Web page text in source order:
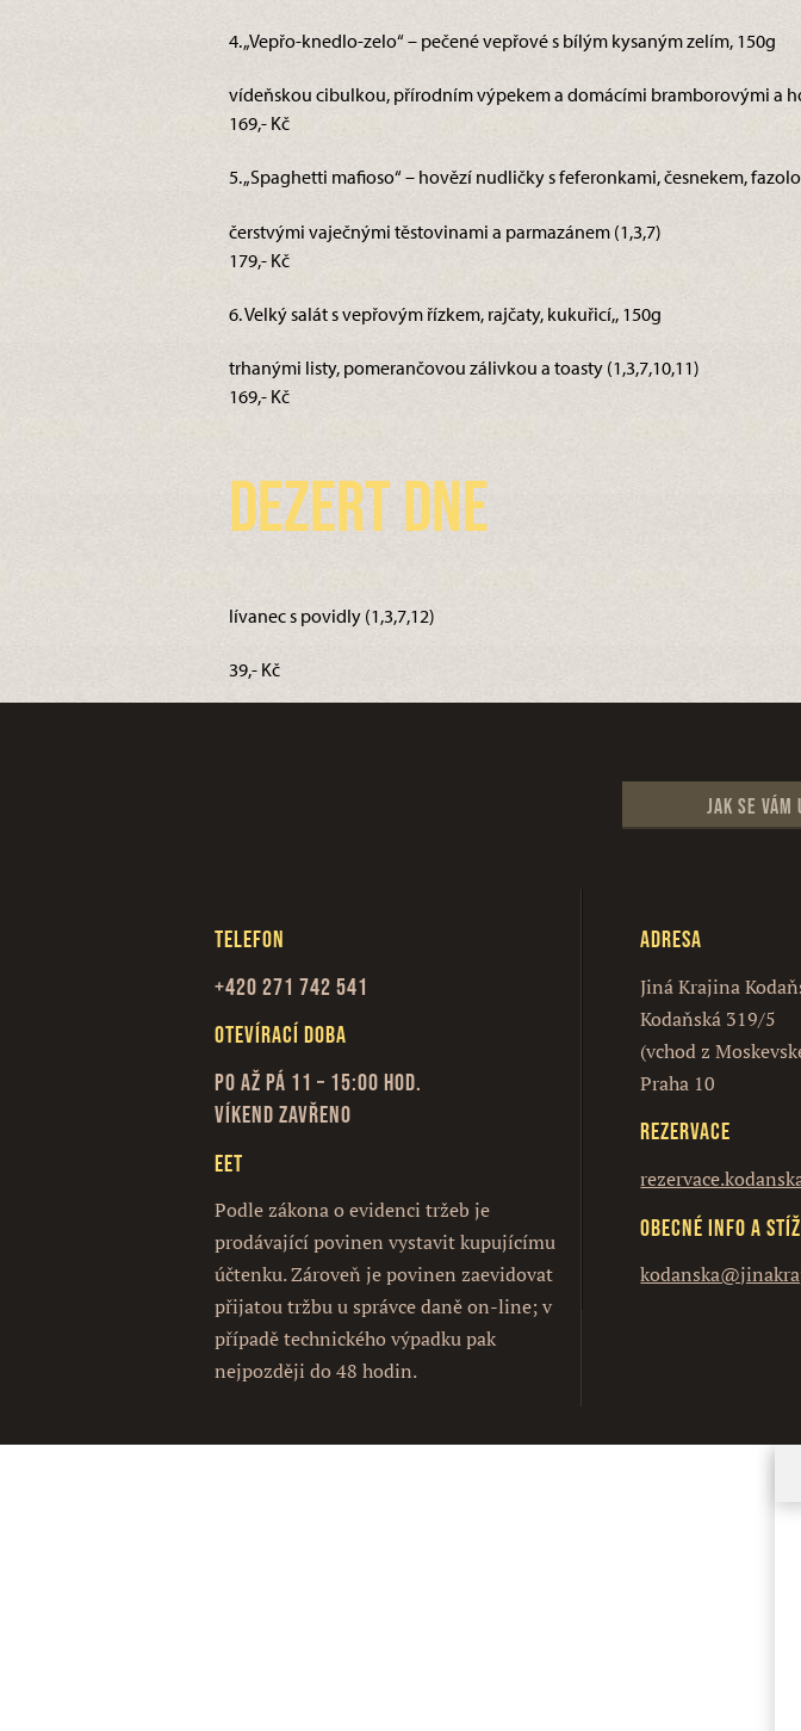
4. „Vepřo-knedlo-zelo“ – pečené vepřové s bílým kysaným zelím, 150g
vídeňskou cibulkou, přírodním výpekem a domácími bramborovými a
169,- Kč
5. „Spaghetti mafioso“ – hovězí nudličky s feferonkami, česnekem,
čerstvými vaječnými těstovinami a parmazánem (1,3,7)
179,- Kč
6. Velký salát s vepřovým řízkem, rajčaty, kukuřicí,, 150g
trhanými listy, pomerančovou zálivkou a toasty (1,3,7,10,11)
169,- Kč
Dezert dne
lívanec s povidly (1,3,7,12)
39,- Kč
Jak se
Telefon
+420 271 742 541
Otevírací doba
Po až Pá 11 – 15:00 hod.
Víkend zavřeno
EET
Podle zákona o evidenci tržeb je
prodávající povinen vystavit kupujícímu
účtenku. Zároveň je povinen zaevidovat
přijatou tržbu u správce daně on-line; v
případě technického výpadku pak
nejpozději do 48 hodin.
Adresa
Jiná Krajina
Kodaňská 319/5
(vchod z
Praha 10
Rezervace
Obecné info a